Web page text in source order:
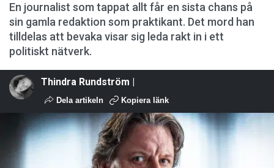
En journalist som tappat allt får en sista chans på
sin gamla redaktion som praktikant. Det mord han
tilldelas att bevaka visar sig leda rakt in i ett
politiskt nätverk.
Thindra Rundström |
Dela artikeln Kopiera länk